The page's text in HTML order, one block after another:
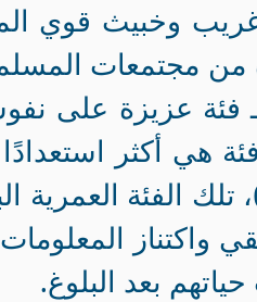
وخبيث قوي
من مجتمعات
فئة عزيزة على
فئة هي أكثر
تلك الفئة
واكتناز
بعد البلوغ.